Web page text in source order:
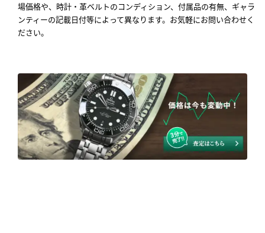
場価格や、時計・革ベルトのコンディション、付属品の有無、ギャラ
ンティーの記載日付等によって異なります。お気軽にお問い合わせく
ださい。